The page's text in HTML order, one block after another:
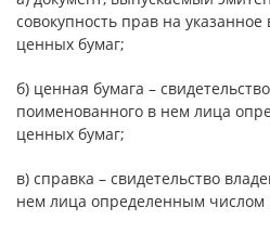
совокупность прав на
ценных бумаг;
б) ценная бумага –
поименованного в нем лица
ценных бумаг;
в) справка – свидетельство
нем лица определенным числом